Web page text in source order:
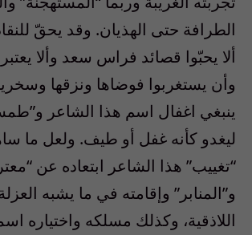
الطرافة حتى الهذيان. وقد يحقّ
ألا يحبّوا قصائد فراس سعد وألا
وأن يستغربوا فوضاها ونزقها
ينبغي اغفال اسم هذا الشاعر
ليغدو كأنه غفل أو طيف. ولعل ما
“تغييب” هذا الشاعر ابتعاده عن
و”المنابر” وإقامته في ما يشبه
اللاذقية، وكذلك مسلكه واختياره